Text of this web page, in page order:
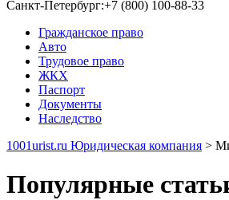
Санкт-Петербург:+7 (800) 100-88-33
Гражданское право
Авто
Трудовое право
ЖКХ
Паспорт
Документы
Наследство
1001urist.ru Юридическая компания >
Популярные